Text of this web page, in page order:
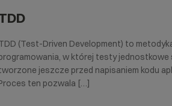
(Test-Driven Development) to
w której testy jednostkowe
jeszcze przed napisaniem kodu
ten pozwala […]